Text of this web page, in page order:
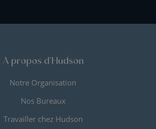
A propos d'Hudson
Notre Organisation
Nos Bureaux
Travailler chez Hudson